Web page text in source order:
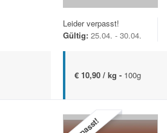
Leider verpasst!
Gültig: 25.04. - 30.04.
€ 10,90 / kg - 100g